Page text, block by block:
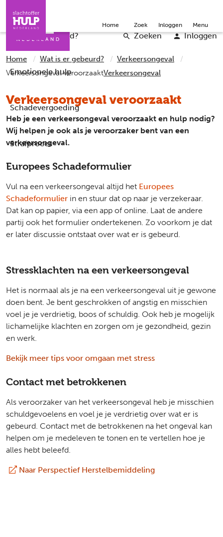
Iemand helpen Word vrijwilliger English
Wat is er gebeurd?
Emotionele hulp
Schadevergoeding
Strafproces
Zoeken Inloggen
Home Zoek Inloggen Menu
Home Wat is er gebeurd?
Verkeersongeval
Verkeersongeval veroorzaaktVerkeersongeval
Verkeersongeval veroorzaakt
Heb je een verkeersongeval veroorzaakt en hulp nodig?
Wij helpen je ook als je veroorzaker bent van een
verkeersongeval.
Europees Schadeformulier
Vul na een verkeersongeval altijd het Europees
Schadeformulier in en stuur dat op naar je verzekeraar.
Dat kan op papier, via een app of online. Laat de andere
partij ook het formulier ondertekenen. Zo voorkom je dat
er later discussie ontstaat over wat er is gebeurd.
Stressklachten na een verkeersongeval
Het is normaal als je na een verkeersongeval uit je gewone
doen bent. Je bent geschrokken of angstig en misschien
voel je je verdrietig, boos of schuldig. Ook heb je mogelijk
lichamelijke klachten en zorgen om je gezondheid, gezin
en werk.
Bekijk meer tips voor omgaan met stress
Contact met betrokkenen
Als veroorzaker van het verkeersongeval heb je misschien
schuldgevoelens en voel je je verdrietig over wat er is
gebeurd. Contact met de betrokkenen na het ongeval kan
helpen om je medeleven te tonen en te vertellen hoe je
alles hebt beleefd.
Naar Perspectief Herstelbemiddeling